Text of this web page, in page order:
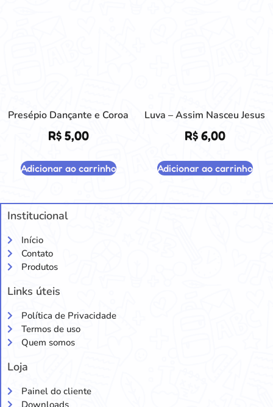
Presépio Dançante e Coroa
R$5,00
Adicionar ao carrinho
Luva – Assim Nasceu Jesus
R$6,00
Adicionar ao carrinho
Institucional
Início
Contato
Produtos
Links úteis
Política de Privacidade
Termos de uso
Quem somos
Loja
Painel do cliente